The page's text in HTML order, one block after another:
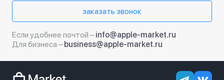
заказать звонок
Если удобнее почтой – info@apple-market.ru
Для бизнеса – business@apple-market.ru